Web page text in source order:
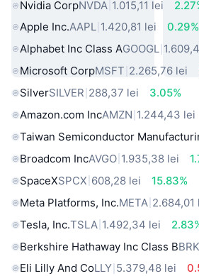
Nvidia CorpNVDA 1.015,11 lei
Apple Inc.AAPL 1.420,81 lei
0.29%
Alphabet Inc Class AGOOGL
Microsoft CorpMSFT 2.265,76 lei
SilverSILVER 288,37 lei
3.05%
Amazon.com IncAMZN 1.244,43 lei
Taiwan Semiconductor
Broadcom IncAVGO 1.935,38 lei
SpaceXSPCX 608,28 lei
15.83%
Meta Platforms, Inc.META 2.684,01
Tesla, Inc.TSLA 1.492,34 lei
Berkshire Hathaway Inc Class B
Eli Lilly And CoLLY 5.379,48 lei